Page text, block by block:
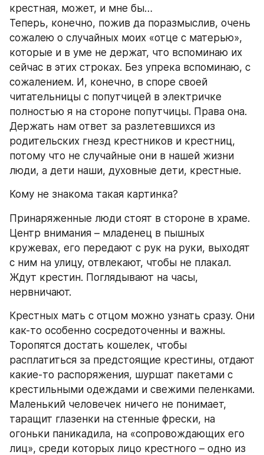
крестная, может, и мне бы…
Теперь, конечно, пожив да поразмыслив, очень
сожалею о случайных моих «отце с матерью»,
которые и в уме не держат, что вспоминаю их
сейчас в этих строках. Без упрека вспоминаю, с
сожалением. И, конечно, в споре своей
читательницы с попутчицей в электричке
полностью я на стороне попутчицы. Права она.
Держать нам ответ за разлетевшихся из
родительских гнезд крестников и крестниц,
потому что не случайные они в нашей жизни
люди, а дети наши, духовные дети, крестные.
Кому не знакома такая картинка?
Принаряженные люди стоят в стороне в храме.
Центр внимания – младенец в пышных
кружевах, его передают с рук на руки, выходят
с ним на улицу, отвлекают, чтобы не плакал.
Ждут крестин. Поглядывают на часы,
нервничают.
Крестных мать с отцом можно узнать сразу. Они
как-то особенно сосредоточенны и важны.
Торопятся достать кошелек, чтобы
расплатиться за предстоящие крестины, отдают
какие-то распоряжения, шуршат пакетами с
крестильными одеждами и свежими пеленками.
Маленький человечек ничего не понимает,
таращит глазенки на стенные фрески, на
огоньки паникадила, на «сопровождающих его
лиц», среди которых лицо крестного – одно из